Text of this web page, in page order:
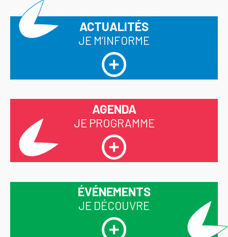
ACTUALITÉS
JE M’INFORME
AGENDA
JE PROGRAMME
ÉVÉNEMENTS
JE DÉCOUVRE